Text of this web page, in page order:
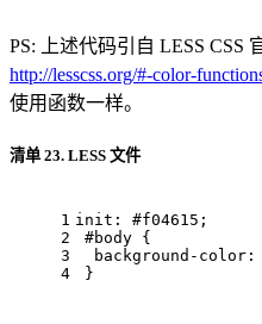
PS: 上述代码引自 LESS CSS
http://lesscss.org/#-color-
使用函数一样。
清单 23. LESS 文件
1
2
3
4
init : #f04615 ;
#body {
background-color :
}